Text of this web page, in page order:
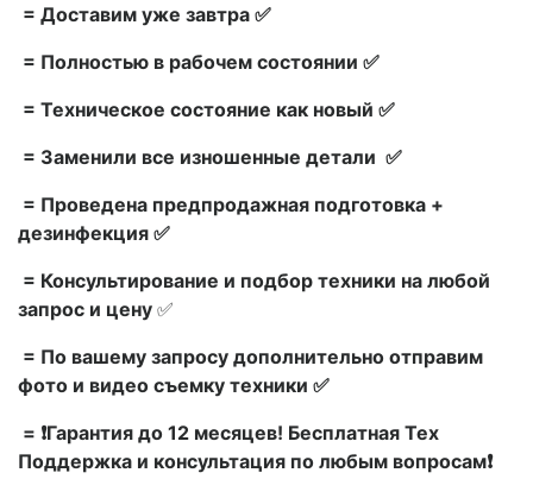
= Доставим уже завтра ✅
= Полностью в рабочем состоянии ✅
= Техническое состояние как новый ✅
= Заменили все изношенные детали ✅
= Проведена предпродажная подготовка +
дезинфекция ✅
= Консультирование и подбор техники на любой
запрос и цену ✅
= По вашему запросу дополнительно отправим
фото и видео съемку техники ✅
= ❗Гарантия до 12 месяцев! Бесплатная Тех
Поддержка и консультация по любым вопросам❗